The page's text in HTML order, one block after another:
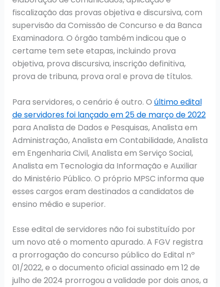
fiscalização das provas objetiva e discursiva, com
supervisão da Comissão de Concurso e da Banca
Examinadora. O órgão também indicou que o
certame tem sete etapas, incluindo prova
objetiva, prova discursiva, inscrição definitiva,
prova de tribuna, prova oral e prova de títulos.
Para servidores, o cenário é outro. O último edital
de servidores foi lançado em 25 de março de 2022
para Analista de Dados e Pesquisas, Analista em
Administração, Analista em Contabilidade, Analista
em Engenharia Civil, Analista em Serviço Social,
Analista em Tecnologia da Informação e Auxiliar
do Ministério Público. O próprio MPSC informa que
esses cargos eram destinados a candidatos de
ensino médio e superior.
Esse edital de servidores não foi substituído por
um novo até o momento apurado. A FGV registra
a prorrogação do concurso público do Edital nº
01/2022, e o documento oficial assinado em 12 de
julho de 2024 prorrogou a validade por dois anos, a